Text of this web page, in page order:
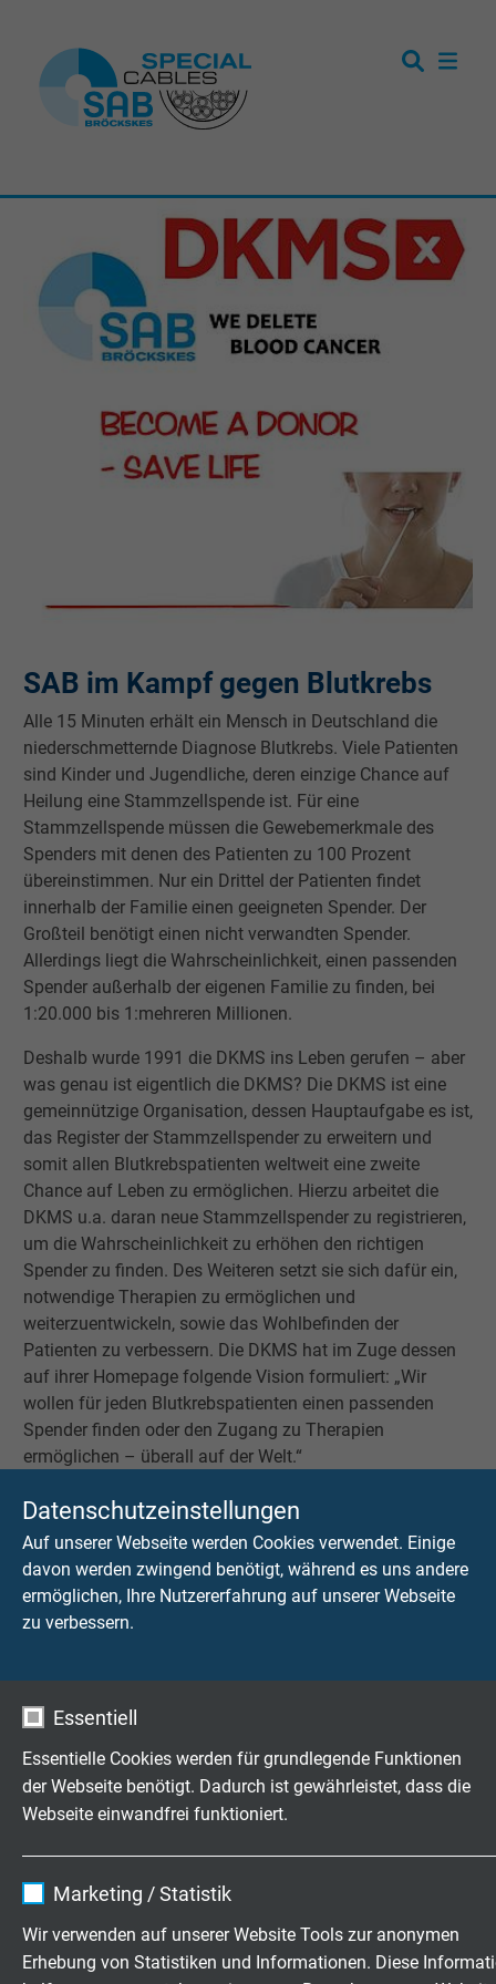
Datenschutzeinstellungen
Auf unserer Webseite werden Cookies verwendet. Einige
davon werden zwingend benötigt, während es uns andere
ermöglichen, Ihre Nutzererfahrung auf unserer Webseite
zu verbessern.
Essentiell
Essentielle Cookies werden für grundlegende Funktionen
der Webseite benötigt. Dadurch ist gewährleistet, dass die
Webseite einwandfrei funktioniert.
Laufzeit 1 Jahr
Marketing / Statistik
Wir verwenden auf unserer Website Tools zur anonymen
Erhebung von Statistiken und Informationen. Diese
SAB im Kampf gegen Blutkrebs
Alle 15 Minuten erhält ein Mensch in Deutschland die
niederschmetternde Diagnose Blutkrebs. Viele Patienten
sind Kinder und Jugendliche, deren einzige Chance auf
Heilung eine Stammzellspende ist. Für eine
Stammzellspende müssen die Gewebemerkmale des
Spenders mit denen des Patienten zu 100 Prozent
übereinstimmen. Nur ein Drittel der Patienten findet
innerhalb der Familie einen geeigneten Spender. Der
Großteil benötigt einen nicht verwandten Spender.
Allerdings liegt die Wahrscheinlichkeit, einen passenden
Spender außerhalb der eigenen Familie zu finden, bei
1:20.000 bis 1:mehreren Millionen.
Deshalb wurde 1991 die DKMS ins Leben gerufen – aber
was genau ist eigentlich die DKMS? Die DKMS ist eine
gemeinnützige Organisation, dessen Hauptaufgabe es ist,
das Register der Stammzellspender zu erweitern und
somit allen Blutkrebspatienten weltweit eine zweite
Chance auf Leben zu ermöglichen. Hierzu arbeitet die
DKMS u.a. daran neue Stammzellspender zu registrieren,
um die Wahrscheinlichkeit zu erhöhen den richtigen
Spender zu finden. Des Weiteren setzt sie sich dafür ein,
notwendige Therapien zu ermöglichen und
weiterzuentwickeln, sowie das Wohlbefinden der
Patienten zu verbessern. Die DKMS hat im Zuge dessen
auf ihrer Homepage folgende Vision formuliert: „Wir
wollen für jeden Blutkrebspatienten einen passenden
Spender finden oder den Zugang zu Therapien
ermöglichen – überall auf der Welt.“
SAB Bröckskes möchte dabei helfen, die Vision der DKMS
voranzutreiben und ermöglicht seinen Mitarbeitern
deshalb erneut, sich im Unternehmen typisieren zu
lassen. Die erste Typisierungs-Aktion im Jahr 2006 war
ein voller Erfolg, damals hatten sich ca. 85% der
Mitarbeiter als Stammzellspender registrieren lassen. Die
aufmerksam machen und übernahm die
Typisierungskosten der gesamten Belegschaft - in der
Rückwirkend kann man von einem vollen Erfolg sprechen,
da gleich zwei SAB-Mitarbeiter, zwei an Blutkrebs
erkrankten Patienten bei ihrer Behandlung helfen
Geschäftsführerin Sabine Bröckskes-Wetten möchte die
wiederholen und erkrankten Menschen Hoffnung auf
einen passenden Spender machen. Schließlich hat die